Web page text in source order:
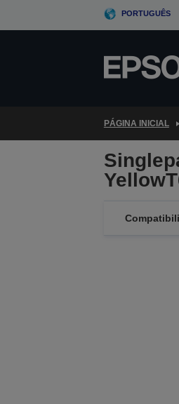
PORTUGUÊS
PÁGINA INICIAL